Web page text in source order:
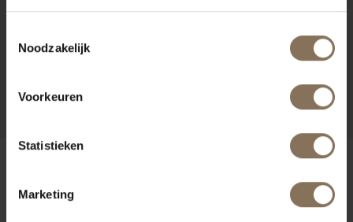
Noodzakelijk
Voorkeuren
Statistieken
Marketing
JOPS BARKRUK GEELGRIJS
VANAF